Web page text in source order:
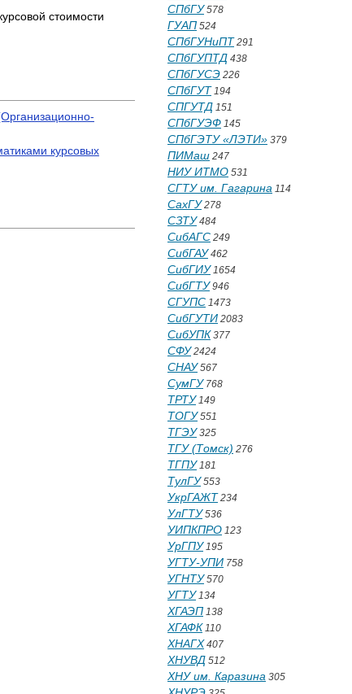
стоимости
курсовых
СПбГУ578
ГУАП 524
СПбГУНиПТ 291
СПбГУПТД 438
СПбГУСЭ 226
СПбГУТ 194
СПГУТД 151
СПбГУЭФ 145
СПбГЭТУ «ЛЭТИ» 379
ПИМаш 247
НИУ ИТМО 531
СГТУ им. Гагарина 114
СахГУ278
СЗТУ484
СибАГС 249
СибГАУ462
СибГИУ1654
СибГТУ946
СГУПС 1473
СибГУТИ 2083
СибУПК 377
СФУ2424
СНАУ567
СумГУ768
ТРТУ149
ТОГУ551
ТГЭУ325
ТГУ (Томск) 276
ТГПУ181
ТулГУ553
УкрГАЖТ 234
УлГТУ536
УИПКПРО 123
УрГПУ195
УГТУ-УПИ 758
УГНТУ570
УГТУ134
ХГАЭП 138
ХГАФК 110
ХНАГХ 407
ХНУВД 512
ХНУ им. Каразина 305